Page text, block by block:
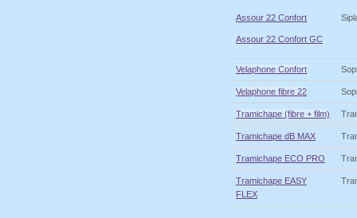
Assour 22 Confort
Assour 22 Confort GC
Velaphone Confort
Velaphone fibre 22
Tramichape (fibre + film)
Tramichape dB MAX
Tramichape ECO PRO
Tramichape EASY
FLEX